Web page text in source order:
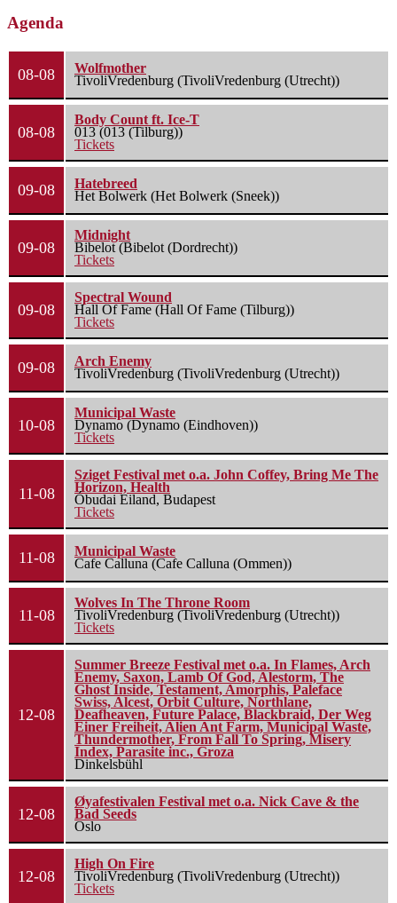
Agenda
08-08
Wolfmother
TivoliVredenburg (TivoliVredenburg (Utrecht))
08-08
Body Count ft. Ice-T
013 (013 (Tilburg))
Tickets
09-08
Hatebreed
Het Bolwerk (Het Bolwerk (Sneek))
09-08
Midnight
Bibelot (Bibelot (Dordrecht))
Tickets
09-08
Spectral Wound
Hall Of Fame (Hall Of Fame (Tilburg))
Tickets
09-08
Arch Enemy
TivoliVredenburg (TivoliVredenburg (Utrecht))
10-08
Municipal Waste
Dynamo (Dynamo (Eindhoven))
Tickets
11-08
Sziget Festival met o.a. John Coffey, Bring Me The
Horizon, Health
Óbudai Eiland, Budapest
Tickets
11-08
Municipal Waste
Cafe Calluna (Cafe Calluna (Ommen))
11-08
Wolves In The Throne Room
TivoliVredenburg (TivoliVredenburg (Utrecht))
Tickets
12-08
Summer Breeze Festival met o.a. In Flames, Arch
Enemy, Saxon, Lamb Of God, Alestorm, The
Ghost Inside, Testament, Amorphis, Paleface
Swiss, Alcest, Orbit Culture, Northlane,
Deafheaven, Future Palace, Blackbraid, Der Weg
Einer Freiheit, Alien Ant Farm, Municipal Waste,
Thundermother, From Fall To Spring, Misery
Index, Parasite inc., Groza
Dinkelsbühl
12-08
Øyafestivalen Festival met o.a. Nick Cave & the
Bad Seeds
Oslo
12-08
High On Fire
TivoliVredenburg (TivoliVredenburg (Utrecht))
Tickets